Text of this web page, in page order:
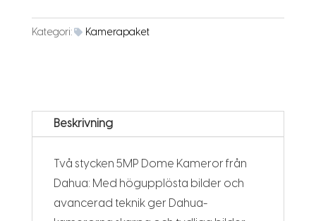
Kategori: Kamerapaket
Beskrivning
Två stycken 5MP Dome Kameror från
Dahua: Med högupplösta bilder och
avancerad teknik ger Dahua-